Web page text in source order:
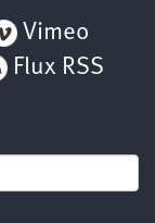
Vimeo
Flux RSS